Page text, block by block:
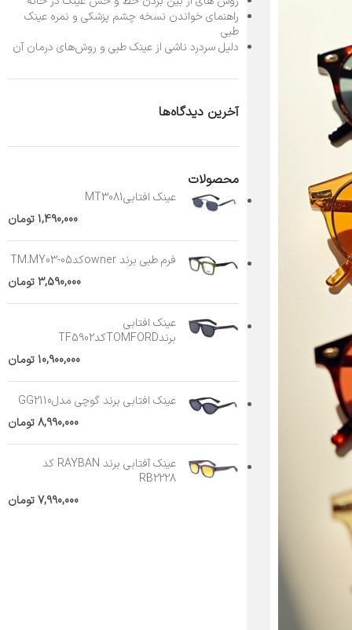
راهنمای خواندن نسخه چشم پزشکی و نمره عینک
طبی
دلیل سردرد ناشی از عینک طبی و روش‌های درمان آن
آخرین دیدگاه‌ها
محصولات
عینک افتابیMT3081
1,490,000 تومان
فرم طبی برند ownerکدTM.MY03-05
3,590,000تومان
عینک افتابی
برندTOMFORDکدTF5902
10,900,000 تومان
عینک افتابی برند گوچی مدلGG2110
8,990,000تومان
عینک آفتابی برند RAYBAN کد
RB2228
7,990,000تومان